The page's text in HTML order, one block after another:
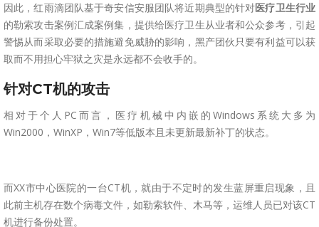
因此，红雨滴团队基于奇安信安服团队将近期典型的针对医疗卫生行业
的勒索攻击案例汇成案例集，提供给医疗卫生从业者和公众参考，引起
警惕从而采取必要的措施避免威胁的影响，黑产团伙只要有利益可以获
取而不用担心牢狱之灾是永远都不会收手的。
针对CT机的攻击
相对于个人PC而言，医疗机械中内嵌的Windows系统大多为
Win2000，WinXP，Win7等低版本且未更新最新补丁的状态。
而XX市中心医院的一台CT机，就由于不定时的发生蓝屏重启现象，且
此前主机存在数个病毒文件，如勒索软件、木马等，运维人员已对该CT
机进行备份处置。